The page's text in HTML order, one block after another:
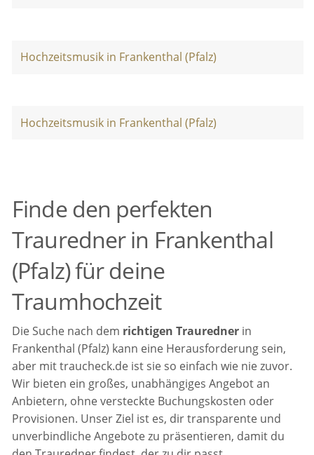
Hochzeitsmusik in Frankenthal (Pfalz)
Hochzeitsmusik in Frankenthal (Pfalz)
Finde den perfekten
Trauredner in Frankenthal
(Pfalz) für deine
Traumhochzeit
Die Suche nach dem richtigen Trauredner in
Frankenthal (Pfalz) kann eine Herausforderung sein,
aber mit traucheck.de ist sie so einfach wie nie zuvor.
Wir bieten ein großes, unabhängiges Angebot an
Anbietern, ohne versteckte Buchungskosten oder
Provisionen. Unser Ziel ist es, dir transparente und
unverbindliche Angebote zu präsentieren, damit du